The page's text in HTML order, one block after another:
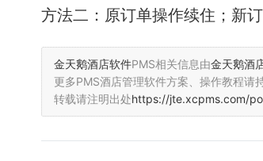
方法二：原订单操作续住；新
金天鹅酒店软件PMS相关信息由金天鹅酒
更多PMS酒店管理软件方案、操作教程请
转载请注明出处https://jte.xcpms.com/